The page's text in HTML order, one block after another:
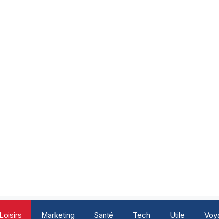
Loisirs Marketing Santé Tech Utile